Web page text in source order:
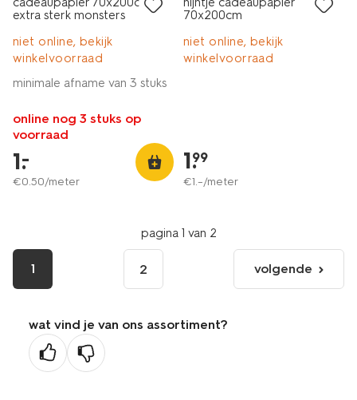
extra sterk monsters
niet online, bekijk
winkelvoorraad
minimale afname van 3 stuks
online nog 3 stuks op
voorraad
1.
–
€0.50/meter
70x200cm
niet online, bekijk
winkelvoorraad
1.
99
€1.–/meter
pagina 1 van 2
1 2
volgende
pagina
volgende
wat vind je van ons assortiment?